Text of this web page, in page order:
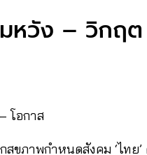
หวัง – วิกฤ
โอกาส
ขภาพกำหนดสังคม ‘ไทย’